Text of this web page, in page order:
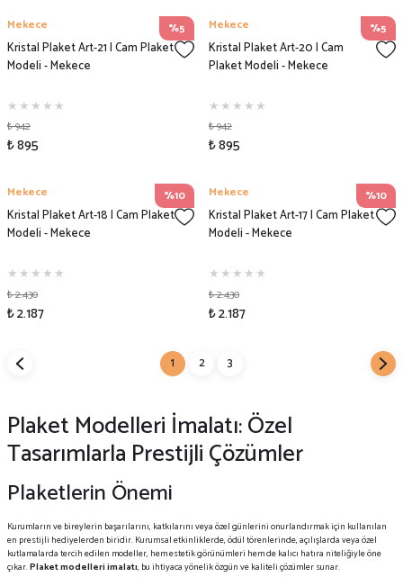
%5
Mekece
Kristal Plaket Art-21 | Cam Plaket
Modeli - Mekece
₺ 942
₺ 895
%5
Mekece
Kristal Plaket Art-20 | Cam
Plaket Modeli - Mekece
₺ 942
₺ 895
%10
Mekece
Kristal Plaket Art-18 | Cam Plaket
Modeli - Mekece
₺ 2.430
₺ 2.187
%10
Mekece
Kristal Plaket Art-17 | Cam Plaket
Modeli - Mekece
₺ 2.430
₺ 2.187
1 2 3
Plaket Modelleri İmalatı: Özel
Tasarımlarla Prestijli Çözümler
Plaketlerin Önemi
Kurumların ve bireylerin başarılarını, katkılarını veya özel günlerini onurlandırmak için kullanılan
en prestijli hediyelerden biridir. Kurumsal etkinliklerde, ödül törenlerinde, açılışlarda veya özel
kutlamalarda tercih edilen modeller, hem estetik görünümleri hem de kalıcı hatıra niteliğiyle öne
çıkar.Plaket modelleri imalatı, bu ihtiyaca yönelik özgün ve kaliteli çözümler sunar.